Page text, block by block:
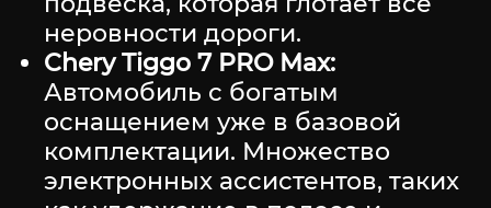
неровности дороги.
Chery Tiggo 7 PRO Max:
Автомобиль с богатым
оснащением уже в базовой
комплектации. Множество
электронных ассистентов, таких